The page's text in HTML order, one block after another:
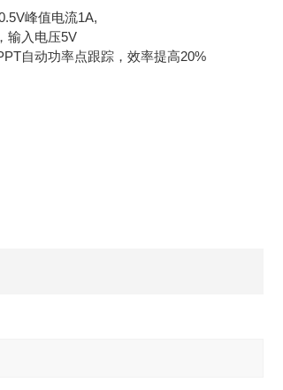
峰值电流1A,
输入电压5V
自动功率点跟踪，效率提高20%